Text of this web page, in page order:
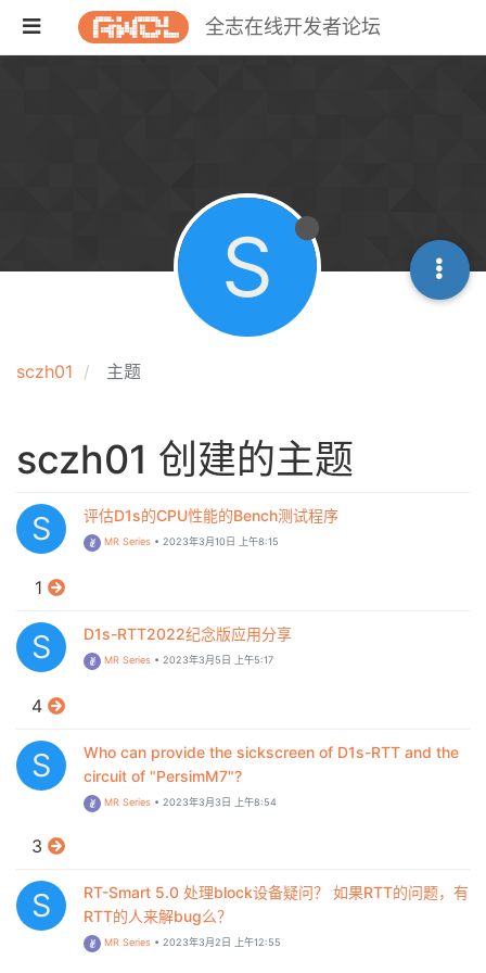
全志在线开发者论坛
sczh01 主题
S
sczh01 创建的主题
S 评估D1s的CPU性能的Bench测试程序
MR Series • 2023年3月10日 上午8:15
1
S D1s-RTT2022纪念版应用分享
MR Series • 2023年3月5日 上午5:17
4
S
Who can provide the sickscreen of D1s-RTT and the
circuit of "PersimM7"?
MR Series • 2023年3月3日 上午8:54
3
S
RT-Smart 5.0 处理block设备疑问？ 如果RTT的问题，有
RTT的人来解bug么？
MR Series • 2023年3月2日 上午12:55